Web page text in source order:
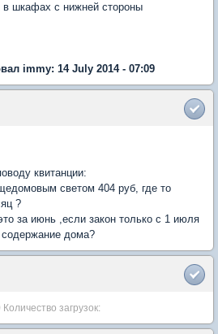
в шкафах с нижней стороны
immy: 14 July 2014 - 07:09
квитанции:
светом 404 руб, где то
?
за июнь ,если закон только с 1 июля
дома?
Количество загрузок: